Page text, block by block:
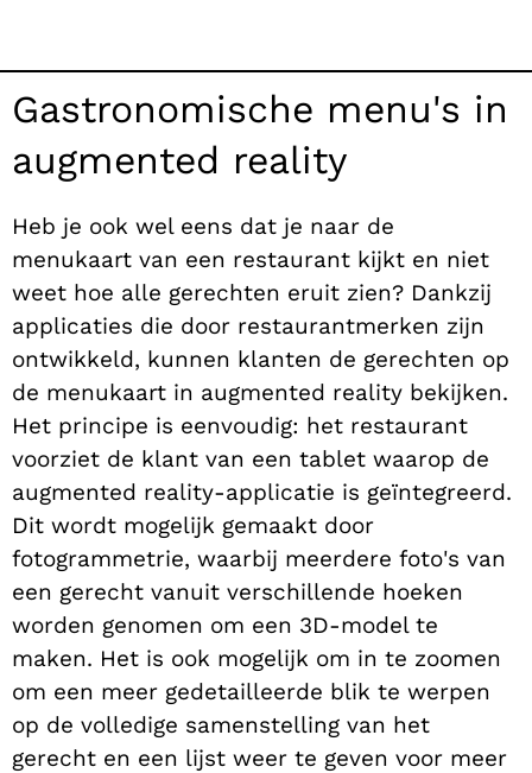
Gastronomische menu's in
augmented reality
Heb je ook wel eens dat je naar de
menukaart van een restaurant kijkt en niet
weet hoe alle gerechten eruit zien? Dankzij
applicaties die door restaurantmerken zijn
ontwikkeld, kunnen klanten de gerechten op
de menukaart in augmented reality bekijken.
Het principe is eenvoudig: het restaurant
voorziet de klant van een tablet waarop de
augmented reality-applicatie is geïntegreerd.
Dit wordt mogelijk gemaakt door
fotogrammetrie, waarbij meerdere foto's van
een gerecht vanuit verschillende hoeken
worden genomen om een 3D-model te
maken. Het is ook mogelijk om in te zoomen
om een meer gedetailleerde blik te werpen
op de volledige samenstelling van het
gerecht en een lijst weer te geven voor meer